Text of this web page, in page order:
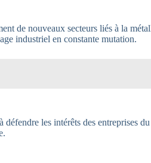
de nouveaux secteurs liés à la
industriel en constante mutation.
les intérêts des entreprises